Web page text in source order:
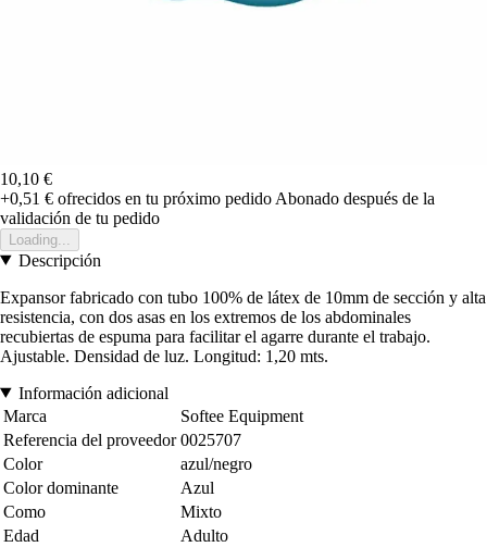
10,10 €
+0,51 € ofrecidos en tu próximo pedido Abonado después de la
validación de tu pedido
Loading...
Descripción
Expansor fabricado con tubo 100% de látex de 10mm de sección y alta
resistencia, con dos asas en los extremos de los abdominales
recubiertas de espuma para facilitar el agarre durante el trabajo.
Ajustable. Densidad de luz. Longitud: 1,20 mts.
Información adicional
Marca
Softee Equipment
Referencia del proveedor 0025707
Color
azul/negro
Color dominante
Azul
Como
Mixto
Edad
Adulto